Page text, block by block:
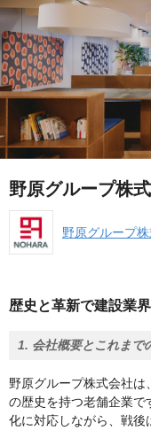
野原グループ株
野原グループ
歴史と革新で建設業
1. 会社概要とこれまで
野原グループ株式会社
の歴史を持つ老舗企業
化に対応しながら、戦